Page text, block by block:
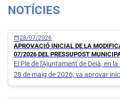
NOTÍCIES
calendar_today28/07/2026
APROVACIÓ INICIAL DE LA
07/2026 DEL PRESSUPOST
El Ple de l'Ajuntament de Deià, en
28 de maig de 2026, va aprovar
modificació del Pressupost de
576/2026)